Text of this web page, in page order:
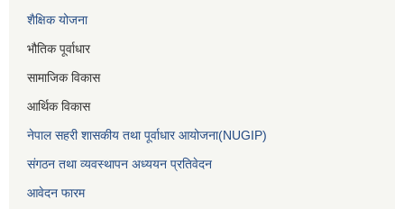
शैक्षिक योजना
भौतिक पूर्वाधार
सामाजिक विकास
आर्थिक विकास
नेपाल सहरी शासकीय तथा पूर्वाधार आयोजना(NUGIP)
संगठन तथा व्यवस्थापन अध्ययन प्रतिवेदन
आवेदन फारम